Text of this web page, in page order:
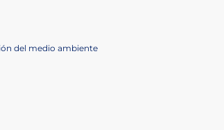
del medio ambiente